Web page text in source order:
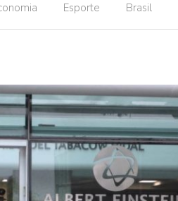
Esporte Brasil